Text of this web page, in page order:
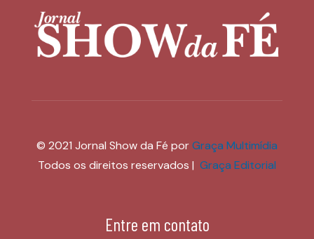
© 2021 Jornal Show da Fé porGraça Multimídia
Todos os direitos reservados | Graça Editorial
Entre em contato